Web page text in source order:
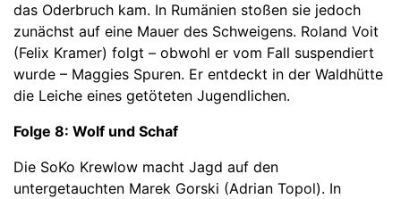
das Oderbruch kam. In Rumänien stoßen sie jedoch
zunächst auf eine Mauer des Schweigens. Roland Voit
(Felix Kramer) folgt – obwohl er vom Fall suspendiert
wurde – Maggies Spuren. Er entdeckt in der Waldhütte
die Leiche eines getöteten Jugendlichen.
Folge 8: Wolf und Schaf
Die SoKo Krewlow macht Jagd auf den
untergetauchten Marek Gorski (Adrian Topol). In